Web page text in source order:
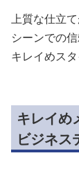
上質な仕立
シーンでの
キレイめス
キレイめ
ビジネス